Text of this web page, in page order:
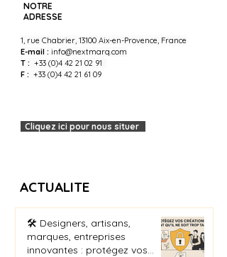
NOTRE
ADRESSE
1, rue Chabrier, 13100 Aix-en-Provence, France
E-mail : info@nextmarq.com
T : +33 (0)4 42 21 02 91
F : +33 (0)4 42 21 61 09
Cliquez ici pour nous situer
ACTUALITE
🛠️ Designers, artisans,
marques, entreprises
innovantes : protégez vos